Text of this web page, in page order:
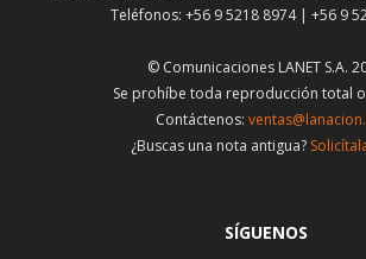
Teléfonos: +56 9 5218 8974 | +56 9
© Comunicaciones LANET S.A.
Se prohíbe toda reproducción total
Contáctenos:
¿Buscas una nota antigua?
SÍGUENOS